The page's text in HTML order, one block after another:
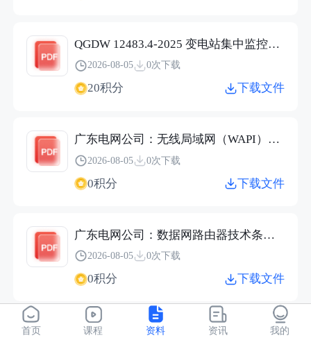
QGDW 12483.4-2025 变电站集中监控系统 第4部分：基础平台.pdf
2026-08-05 0次下载
20积分 下载文件
广东电网公司：无线局域网（WAPI）设备技术条件书（2026）.pdf
2026-08-05 0次下载
0积分 下载文件
广东电网公司：数据网路由器技术条件书（2026）.pdf
2026-08-05 0次下载
0积分 下载文件
广东电网公司：数据网交换机技术条件书（2026）.pdf
首页 课程 资料 资讯 我的